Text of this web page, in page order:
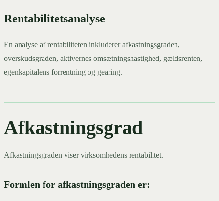
Rentabilitetsanalyse
En analyse af rentabiliteten inkluderer afkastningsgraden,
overskudsgraden, aktivernes omsætningshastighed, gældsrenten,
egenkapitalens forrentning og gearing.
Afkastningsgrad
Afkastningsgraden viser virksomhedens rentabilitet.
Formlen for afkastningsgraden er: